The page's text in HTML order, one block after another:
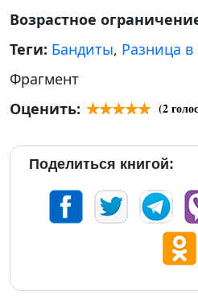
Возрастное
Теги: Бандиты, Разница в
Фрагмент
Оценить:
(2
Поделиться книгой: